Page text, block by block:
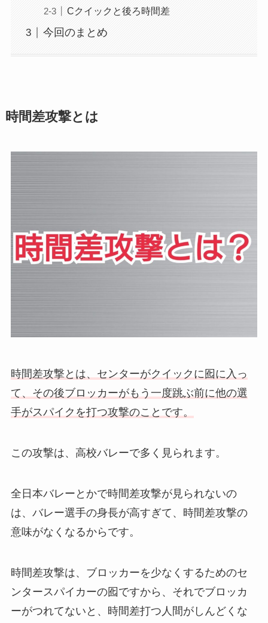
Cクイックと後ろ時間差
今回のまとめ
時間差攻撃とは
時間差攻撃とは、センターがクイックに囮に入っ
て、その後ブロッカーがもう一度跳ぶ前に他の選
手がスパイクを打つ攻撃のことです。
この攻撃は、高校バレーで多く見られます。
全日本バレーとかで時間差攻撃が見られないの
は、バレー選手の身長が高すぎて、時間差攻撃の
意味がなくなるからです。
時間差攻撃は、ブロッカーを少なくするためのセ
ンタースパイカーの囮ですから、それでブロッカ
ーがつれてないと、時間差打つ人間がしんどくな